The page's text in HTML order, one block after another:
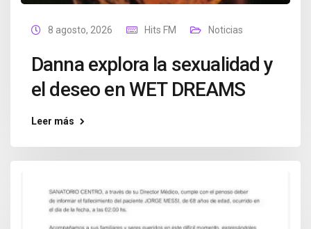
8 agosto, 2026 Hits FM Noticias
Danna explora la sexualidad y
el deseo en WET DREAMS
Leer más